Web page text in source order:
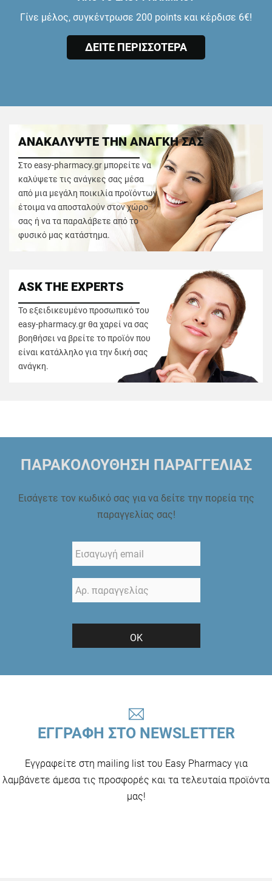
Γίνε μέλος, συγκέντρωσε 200 points και κέρδισε 6€!
ΔΕΙΤΕ ΠΕΡΙΣΣΟΤΕΡΑ
ΑΝΑΚΑΛΥΨΤΕ ΤΗΝ ΑΝΑΓΚΗ ΣΑΣ
Στο easy-pharmacy.gr μπορείτε να
καλύψετε τις ανάγκες σας μέσα
από μια μεγάλη ποικιλία προϊόντων
έτοιμα να αποσταλούν στον χώρο
σας ή να τα παραλάβετε από το
φυσικό μας κατάστημα.
ASK THE EXPERTS
Το εξειδικευμένο προσωπικό του
easy-pharmacy.gr θα χαρεί να σας
βοηθήσει να βρείτε το προϊόν που
είναι κατάλληλο για την δική σας
ανάγκη.
ΠΑΡΑΚΟΛΟΥΘΗΣΗ ΠΑΡΑΓΓΕΛΙΑΣ
Εισάγετε τον κωδικό σας για να δείτε την πορεία της
παραγγελίας σας!
ΟΚ
ΕΓΓΡΑΦΗ ΣΤΟ NEWSLETTER
Εγγραφείτε στη mailing list του Easy Pharmacy για
λαμβάνετε άμεσα τις προσφορές και τα τελευταία προϊόντα
μας!